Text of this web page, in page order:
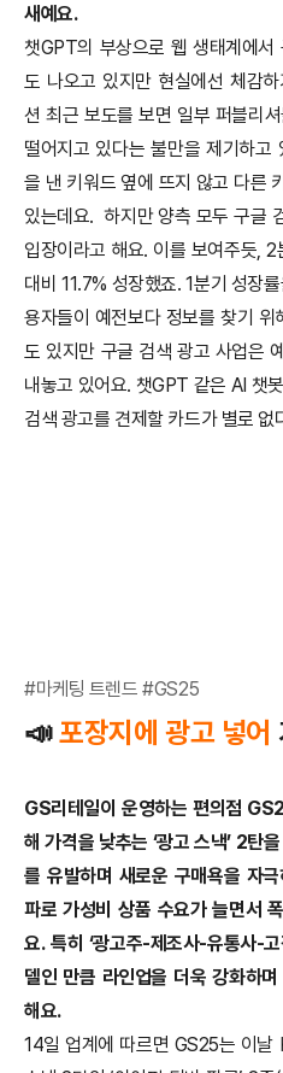
새예요.
챗GPT의 부상으로 웹 생태계에
도 나오고 있지만 현실에선 체감
션 최근 보도를 보면 일부 퍼블리
떨어지고 있다는 불만을 제기하고
을 낸 키워드 옆에 뜨지 않고 다른
있는데요. 하지만 양측 모두 구글
입장이라고 해요. 이를 보여주듯, 2
대비 11.7% 성장했죠. 1분기 성장
용자들이 예전보다 정보를 찾기
도 있지만 구글 검색 광고 사업은
내놓고 있어요. 챗GPT 같은 AI 챗
검색 광고를 견제할 카드가 별로 없
#마케팅 트렌드 #GS25
📣포장지에 광고 넣어
GS리테일이 운영하는 편의점
해 가격을 낮추는 ‘광고 스낵’ 2탄
를 유발하며 새로운 구매욕을 자
파로 가성비 상품 수요가 늘면서
요. 특히 ‘광고주-제조사-유통사-
델인 만큼 라인업을 더욱 강화하
해요.
14일 업계에 따르면 GS25는 이날